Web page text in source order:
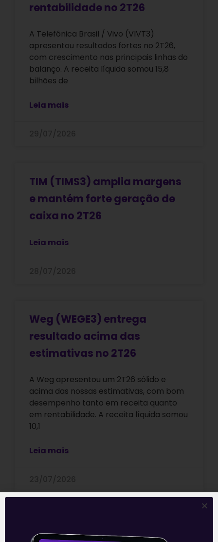
rentabilidade no 2T26
A Telefônica Brasil / Vivo (VIVT3)
apresentou resultados fortes no 2T26,
com crescimento nas principais linhas do
balanço. A receita líquida somou 15,8
bilhões de
Leia mais
TIM (TIMS3) amplia margens
e mantém forte geração de
caixa no 2T26
Leia mais
Weg (WEGE3) entrega
resultado acima das
estimativas no 2T26
A Weg apresentou um 2T26 sólido e
acima das nossas estimativas, com bom
desempenho tanto em receita quanto
em rentabilidade. A receita líquida somou
10,1
Leia mais